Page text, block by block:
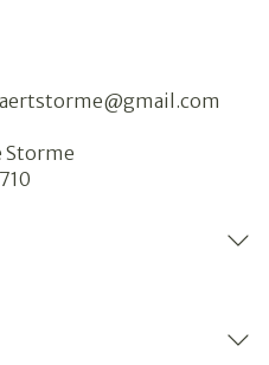
gmail.com
Storme